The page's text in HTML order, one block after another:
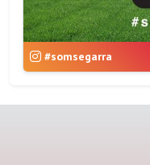
#somsegarra